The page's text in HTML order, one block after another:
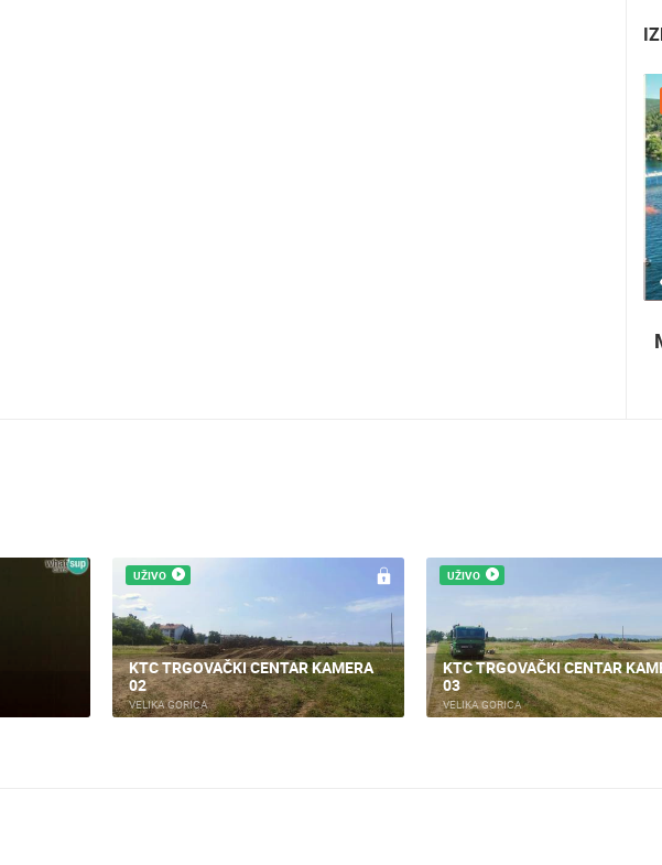
UŽIVO
KTC TRGOVAČKI CENTAR KAMERA
02
VELIKA GORICA
UŽIVO
KTC TRGOVAČKI CENTAR
03
VELIKA GORICA